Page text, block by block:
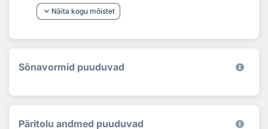
keyboard_arrow_down Näita kogu mõistet
Sõnavormid puuduvad
Päritolu andmed puuduvad